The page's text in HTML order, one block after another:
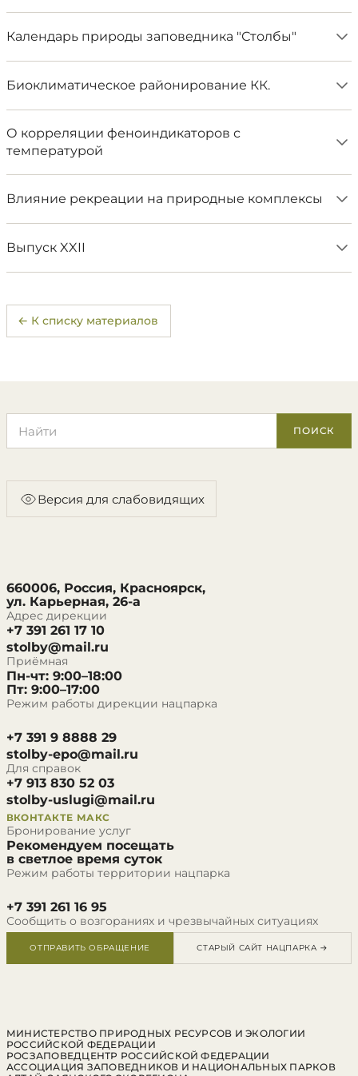
Календарь природы заповедника "Столбы"
Биоклиматическое районирование КК.
О корреляции феноиндикаторов с
температурой
Влияние рекреации на природные комплексы
Выпуск XXII
← К списку материалов
ПОИСК
Версия для слабовидящих
660006, Россия, Красноярск,
ул. Карьерная, 26-а
Адрес дирекции
+7 391 261 17 10
stolby@mail.ru
Приёмная
Пн-чт: 9:00–18:00
Пт: 9:00–17:00
Режим работы дирекции нацпарка
+7 391 9 8888 29
stolby-epo@mail.ru
Для справок
+7 913 830 52 03
stolby-uslugi@mail.ru
ВКОНТАКТЕ МАКС
Бронирование услуг
Рекомендуем посещать
в светлое время суток
Режим работы территории нацпарка
+7 391 261 16 95
Сообщить о возгораниях и чрезвычайных ситуациях
ОТПРАВИТЬ ОБРАЩЕНИЕ СТАРЫЙ САЙТ НАЦПАРКА →
МИНИСТЕРСТВО ПРИРОДНЫХ РЕСУРСОВ И ЭКОЛОГИИ
РОССИЙСКОЙ ФЕДЕРАЦИИ
РОСЗАПОВЕДЦЕНТР РОССИЙСКОЙ ФЕДЕРАЦИИ
АССОЦИАЦИЯ ЗАПОВЕДНИКОВ И НАЦИОНАЛЬНЫХ ПАРКОВ